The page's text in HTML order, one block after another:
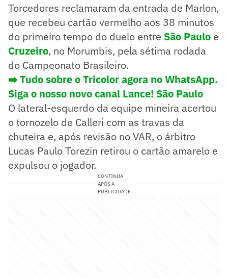
Torcedores reclamaram da entrada de Marlon,
que recebeu cartão vermelho aos 38 minutos
do primeiro tempo do duelo entre São Paulo e
Cruzeiro, no Morumbis, pela sétima rodada
do Campeonato Brasileiro.
➡️ Tudo sobre o Tricolor agora no WhatsApp.
Siga o nosso novo canal Lance! São Paulo
O lateral-esquerdo da equipe mineira acertou
o tornozelo de Calleri com as travas da
chuteira e, após revisão no VAR, o árbitro
Lucas Paulo Torezin retirou o cartão amarelo e
expulsou o jogador.
CONTINUA
APÓS A
PUBLICIDADE